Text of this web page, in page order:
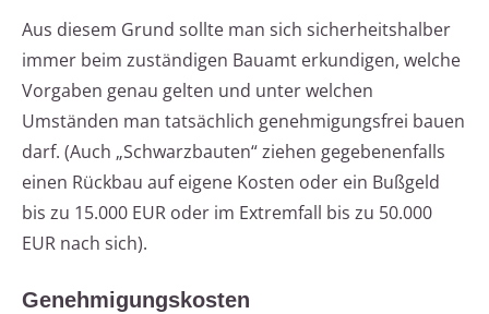
Aus diesem Grund sollte man sich sicherheitshalber
immer beim zuständigen Bauamt erkundigen, welche
Vorgaben genau gelten und unter welchen
Umständen man tatsächlich genehmigungsfrei bauen
darf. (Auch „Schwarzbauten“ ziehen gegebenenfalls
einen Rückbau auf eigene Kosten oder ein Bußgeld
bis zu 15.000 EUR oder im Extremfall bis zu 50.000
EUR nach sich).
Genehmigungskosten